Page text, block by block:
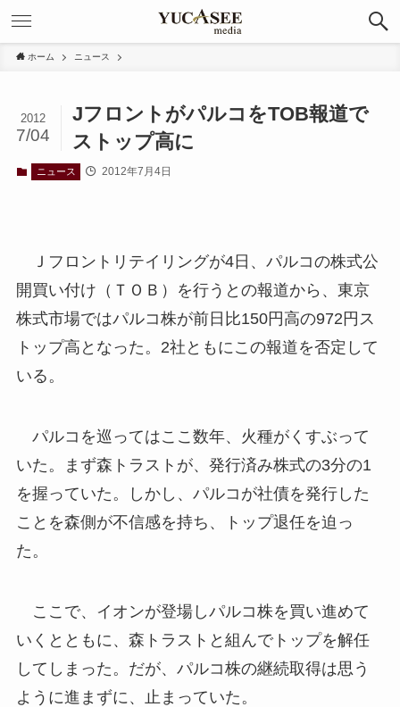
ホーム ニュース
JフロントがパルコをTOB報道で
ストップ高に
2012
7/04
ニュース 2012年7月4日
Ｊフロントリテイリングが4日、パルコの株式公
開買い付け（ＴＯＢ）を行うとの報道から、東京
株式市場ではパルコ株が前日比150円高の972円ス
トップ高となった。2社ともにこの報道を否定して
いる。
パルコを巡ってはここ数年、火種がくすぶって
いた。まず森トラストが、発行済み株式の3分の1
を握っていた。しかし、パルコが社債を発行した
ことを森側が不信感を持ち、トップ退任を迫っ
た。
ここで、イオンが登場しパルコ株を買い進めて
いくとともに、森トラストと組んでトップを解任
してしまった。だが、パルコ株の継続取得は思う
ように進まずに、止まっていた。